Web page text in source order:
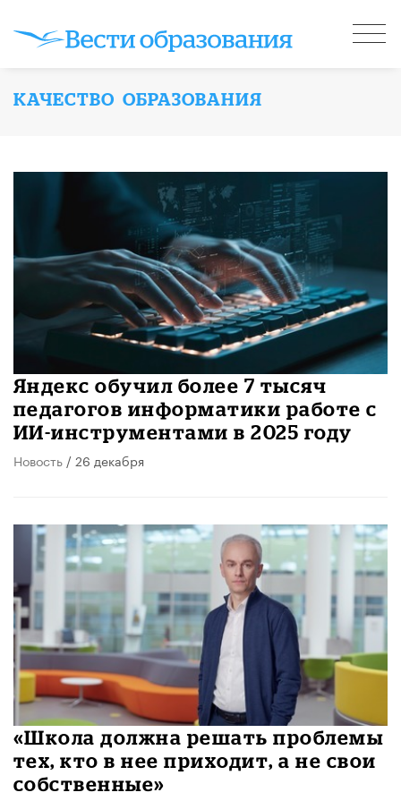
КАЧЕСТВО ОБРАЗОВАНИЯ
Яндекс обучил более 7 тысяч
педагогов информатики работе с
ИИ-инструментами в 2025 году
Новость / 26 декабря
«Школа должна решать проблемы
тех, кто в нее приходит, а не свои
собственные»